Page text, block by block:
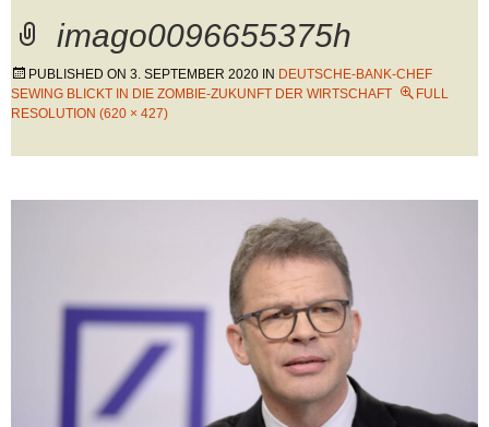
imago0096655375h
PUBLISHED ON 3. SEPTEMBER 2020 IN DEUTSCHE-BANK-CHEF
SEWING BLICKT IN DIE ZOMBIE-ZUKUNFT DER WIRTSCHAFT
FULL
RESOLUTION (620 × 427)